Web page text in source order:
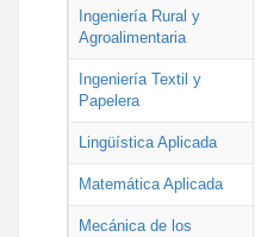
Ingeniería Rural y
Agroalimentaria
Ingeniería Textil y
Papelera
Lingüística Aplicada
Matemática Aplicada
Mecánica de los